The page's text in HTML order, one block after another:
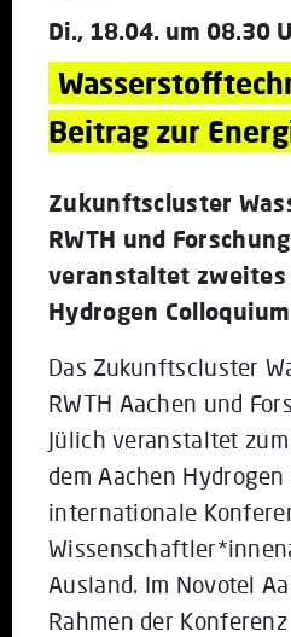
Di., 18.04. um 08.30
Beitrag zur
Zukunftscluster
RWTH und
veranstaltet zweites
Hydrogen Colloquium
Das Zukunftscluster
RWTH Aachen und
Jülich veranstaltet
dem Aachen
internationale
Ausland. Im Novotel
Rahmen der Konferenz